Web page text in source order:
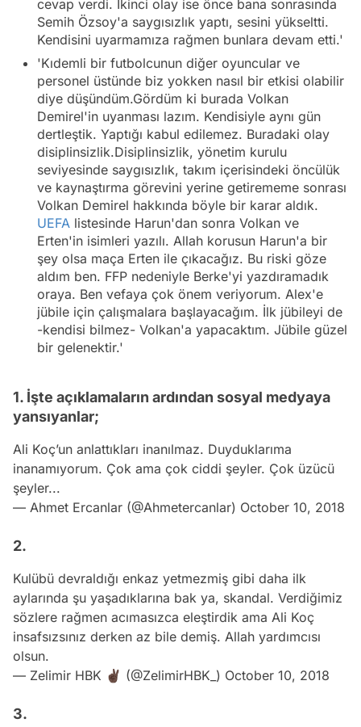
cevap verdi. İkinci olay ise önce bana sonrasında
Semih Özsoy'a saygısızlık yaptı, sesini yükseltti.
Kendisini uyarmamıza rağmen bunlara devam etti.'
'Kıdemli bir futbolcunun diğer oyuncular ve
personel üstünde biz yokken nasıl bir etkisi olabilir
diye düşündüm.Gördüm ki burada Volkan
Demirel'in uyanması lazım. Kendisiyle aynı gün
dertleştik. Yaptığı kabul edilemez. Buradaki olay
disiplinsizlik.Disiplinsizlik, yönetim kurulu
seviyesinde saygısızlık, takım içerisindeki öncülük
ve kaynaştırma görevini yerine getirememe sonrası
Volkan Demirel hakkında böyle bir karar aldık.
UEFA listesinde Harun'dan sonra Volkan ve
Erten'in isimleri yazılı. Allah korusun Harun'a bir
şey olsa maça Erten ile çıkacağız. Bu riski göze
aldım ben. FFP nedeniyle Berke'yi yazdıramadık
oraya. Ben vefaya çok önem veriyorum. Alex'e
jübile için çalışmalara başlayacağım. İlk jübileyi de
-kendisi bilmez- Volkan'a yapacaktım. Jübile güzel
bir gelenektir.'
1. İşte açıklamaların ardından sosyal medyaya
yansıyanlar;
Ali Koç’un anlattıkları inanılmaz. Duyduklarıma
inanamıyorum. Çok ama çok ciddi şeyler. Çok üzücü
şeyler...
— Ahmet Ercanlar (@Ahmetercanlar) October 10, 2018
2.
Kulübü devraldığı enkaz yetmezmiş gibi daha ilk
aylarında şu yaşadıklarına bak ya, skandal. Verdiğimiz
sözlere rağmen acımasızca eleştirdik ama Ali Koç
insafsızsınız derken az bile demiş. Allah yardımcısı
olsun.
— Zelimir HBK ✌🏿 (@ZelimirHBK_) October 10, 2018
3.